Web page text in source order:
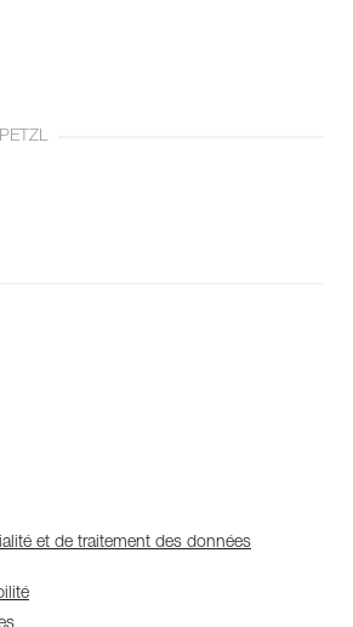
et de traitement des données